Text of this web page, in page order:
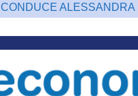
CONDUCE ALESSANDRA